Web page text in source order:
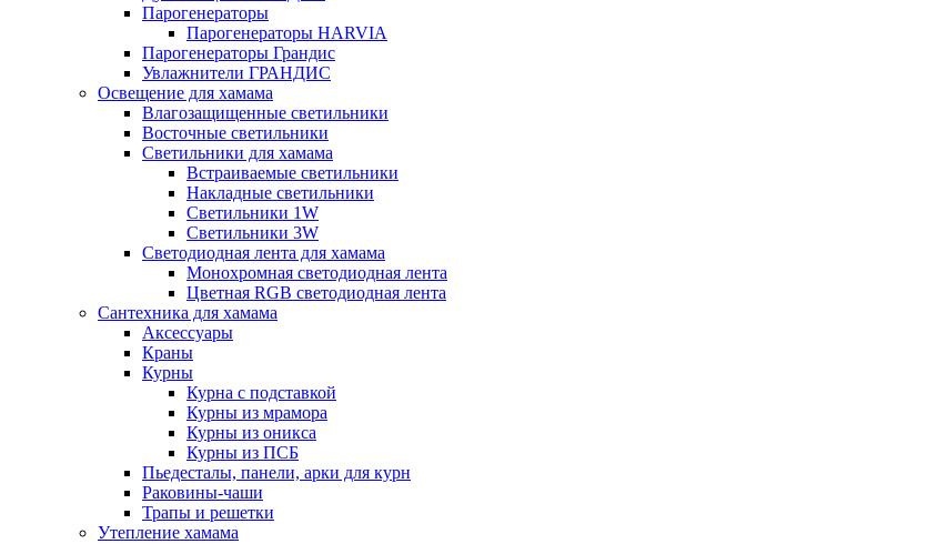
Парогенераторы
Парогенераторы HARVIA
Парогенераторы Грандис
Увлажнители ГРАНДИС
Освещение для хамама
Влагозащищенные светильники
Восточные светильники
Светильники для хамама
Встраиваемые светильники
Накладные светильники
Светильники 1W
Светильники 3W
Светодиодная лента для хамама
Монохромная светодиодная лента
Цветная RGB светодиодная лента
Сантехника для хамама
Аксессуары
Краны
Курны
Курна с подставкой
Курны из мрамора
Курны из оникса
Курны из ПСБ
Пьедесталы, панели, арки для курн
Раковины-чаши
Трапы и решетки
Утепление хамама